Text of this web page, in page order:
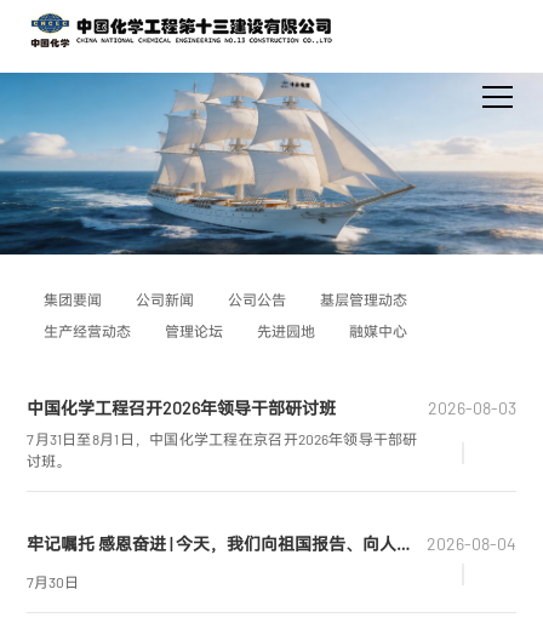
集团要闻 公司新闻 公司公告
基层管理动态
生产经营动态
管理论坛 先进园地 融媒中心
中国化学工程召开2026年领导干部研讨班 2026-08-03
7月31日至8月1日，中国化学工程在京召开2026年领导干部研
讨班。
牢记嘱托 感恩奋进 | 今天，我们向祖国报告、向人民报告、向时代报告！ 2026-08-04
7月30日